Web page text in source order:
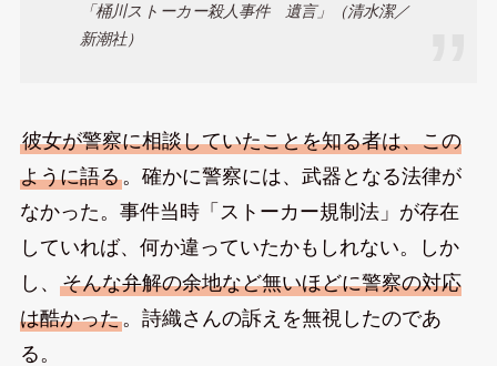
「桶川ストーカー殺人事件 遺言」（清水潔／
新潮社）
彼女が警察に相談していたことを知る者は、この
ように語る。確かに警察には、武器となる法律が
なかった。事件当時「ストーカー規制法」が存在
していれば、何か違っていたかもしれない。しか
し、 そんな弁解の余地など無いほどに警察の対応
は酷かった。詩織さんの訴えを無視したのであ
る。